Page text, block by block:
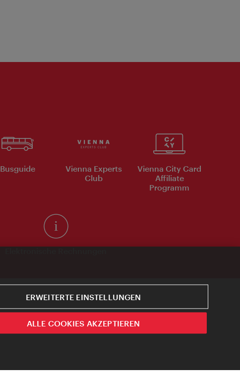
Busguide
Vienna Experts
Club
Vienna City Card
Affiliate
Programm
ERWEITERTE EINSTELLUNGEN
ALLE COOKIES AKZEPTIEREN